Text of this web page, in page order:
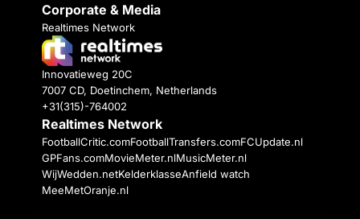
Corporate & Media
Realtimes Network
Innovatieweg 20C
7007 CD, Doetinchem, Netherlands
+31(315)-764002
Realtimes Network
FootballCritic.comFootballTransfers.comFCUpdate.nl
GPFans.comMovieMeter.nlMusicMeter.nl
WijWedden.netKelderklasseAnfield watch
MeeMetOranje.nl